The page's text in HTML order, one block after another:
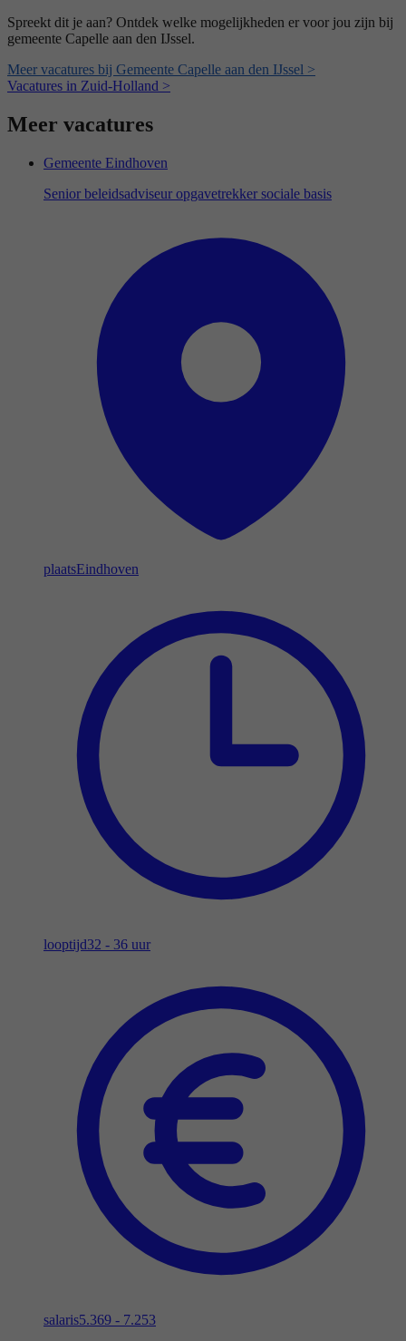
Spreekt dit je aan? Ontdek welke mogelijkheden er voor jou zijn bij
gemeente Capelle aan den IJssel.
Meer vacatures bij Gemeente Capelle aan den IJssel >
Vacatures in Zuid-Holland >
Meer vacatures
Gemeente Eindhoven
Senior beleidsadviseur opgavetrekker sociale basis
plaatsEindhoven
looptijd32 - 36 uur
salaris5.369 - 7.253